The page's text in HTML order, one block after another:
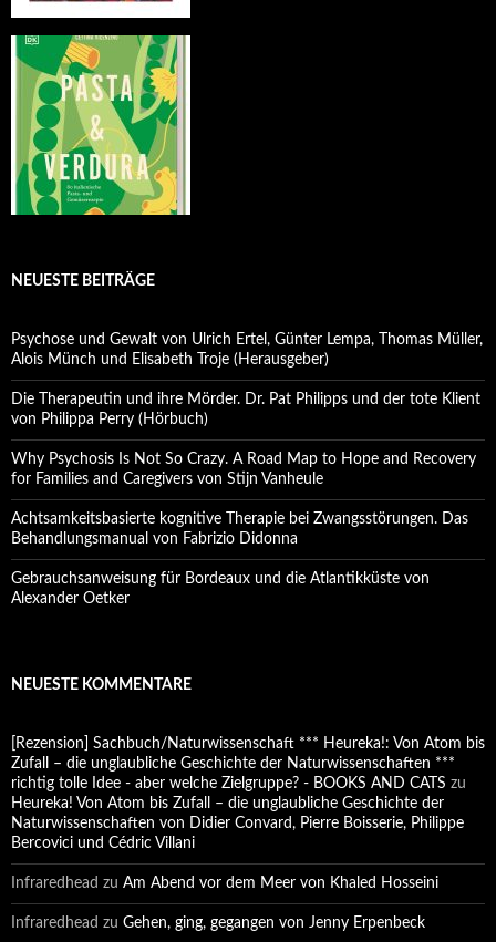
NEUESTE BEITRÄGE
Psychose und Gewalt von Ulrich Ertel, Günter Lempa, Thomas Müller,
Alois Münch und Elisabeth Troje (Herausgeber)
Die Therapeutin und ihre Mörder. Dr. Pat Philipps und der tote Klient
von Philippa Perry (Hörbuch)
Why Psychosis Is Not So Crazy. A Road Map to Hope and Recovery
for Families and Caregivers von Stijn Vanheule
Achtsamkeitsbasierte kognitive Therapie bei Zwangsstörungen. Das
Behandlungsmanual von Fabrizio Didonna
Gebrauchsanweisung für Bordeaux und die Atlantikküste von
Alexander Oetker
NEUESTE KOMMENTARE
[Rezension] Sachbuch/Naturwissenschaft *** Heureka!: Von Atom bis
Zufall – die unglaubliche Geschichte der Naturwissenschaften ***
richtig tolle Idee - aber welche Zielgruppe? - BOOKS AND CATS zu
Heureka! Von Atom bis Zufall – die unglaubliche Geschichte der
Naturwissenschaften von Didier Convard, Pierre Boisserie, Philippe
Bercovici und Cédric Villani
Infraredhead zu Am Abend vor dem Meer von Khaled Hosseini
Infraredhead zu Gehen, ging, gegangen von Jenny Erpenbeck